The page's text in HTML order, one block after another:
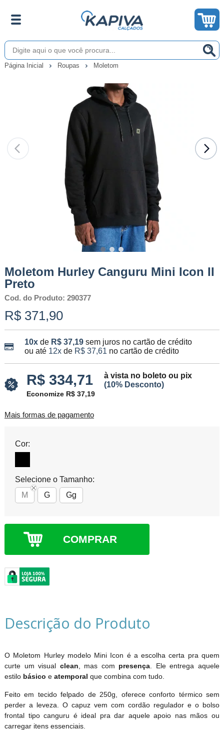
Página Inicial Roupas Moletom
Moletom Hurley Canguru Mini Icon II
Preto
Cod. do Produto: 290377
R$ 371,90
10xde R$ 37,19 sem juros no cartão de crédito
ou até 12xde R$ 37,61 no cartão de crédito
R$ 334,71
à vista no boleto ou pix
(10% Desconto)
Economize R$ 37,19
Mais formas de pagamento
Cor:
Selecione o Tamanho:
M
G Gg
COMPRAR
Descrição do Produto
O Moletom Hurley modelo Mini Icon é a escolha certa pra quem
curte um visual clean , mas com presença . Ele entrega aquele
estilo básico e atemporal que combina com tudo.
Feito em tecido felpado de 250g, oferece conforto térmico sem
perder a leveza. O capuz vem com cordão regulador e o bolso
frontal tipo canguru é ideal pra dar aquele apoio nas mãos ou
carregar itens essenciais.